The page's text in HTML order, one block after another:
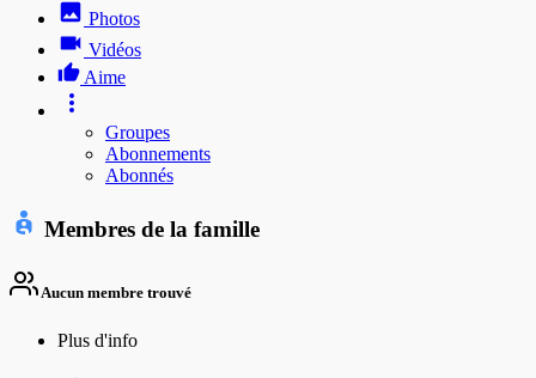
Photos
Vidéos
Aime
Groupes
Abonnements
Abonnés
Membres de la famille
Aucun membre trouvé
Plus d'info